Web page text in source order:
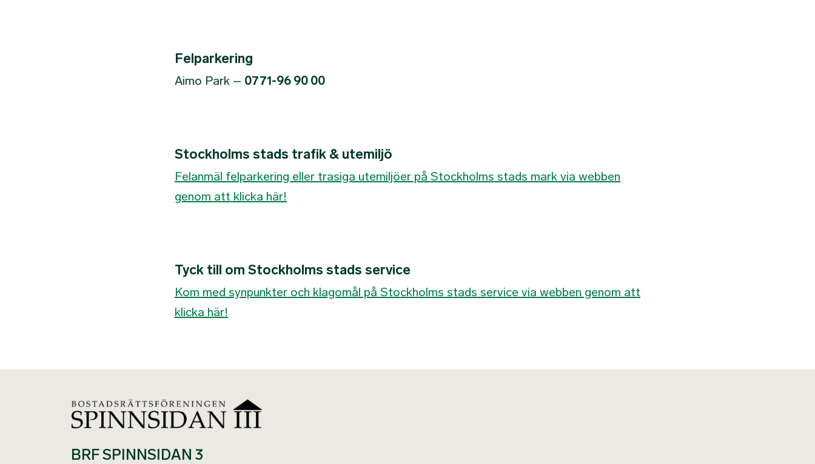
Felparkering
Aimo Park – 0771-96 90 00
Stockholms stads trafik & utemiljö
Felanmäl felparkering eller trasiga utemiljöer på Stockholms stads mark via webben
genom att klicka här!
Tyck till om Stockholms stads service
Kom med synpunkter och klagomål på Stockholms stads service via webben genom att
klicka här!
BRF SPINNSIDAN 3